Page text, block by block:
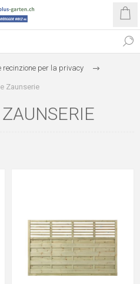
recinzione per la privacy
Zaunserie